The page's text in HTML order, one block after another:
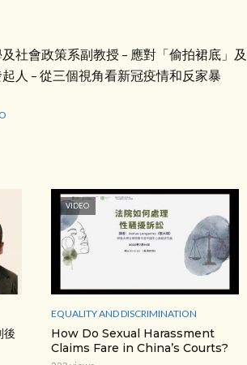
社會政策系副教授 – 應對「偷拍裙底」
人 – 從三個視角看新冠疫情和反家暴
後
VIDEO
EQUALITY AND DISCRIMINATION
How Do Sexual Harassment
Claims Fare in China’s Courts?